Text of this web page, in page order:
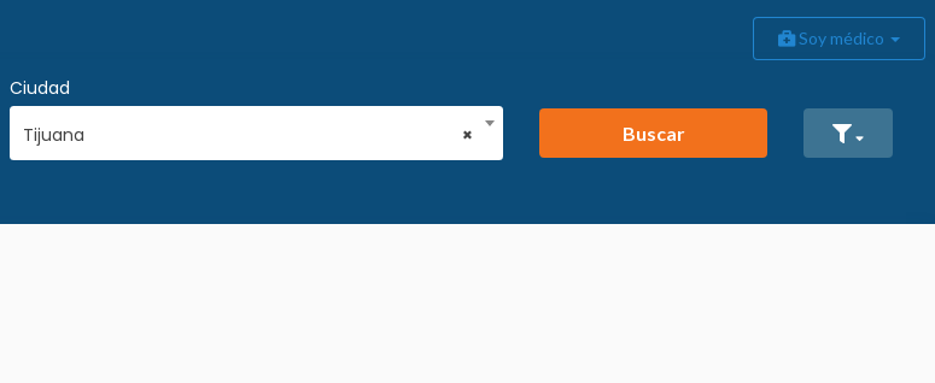
Soy médico
Ciudad
×
Tijuana Buscar